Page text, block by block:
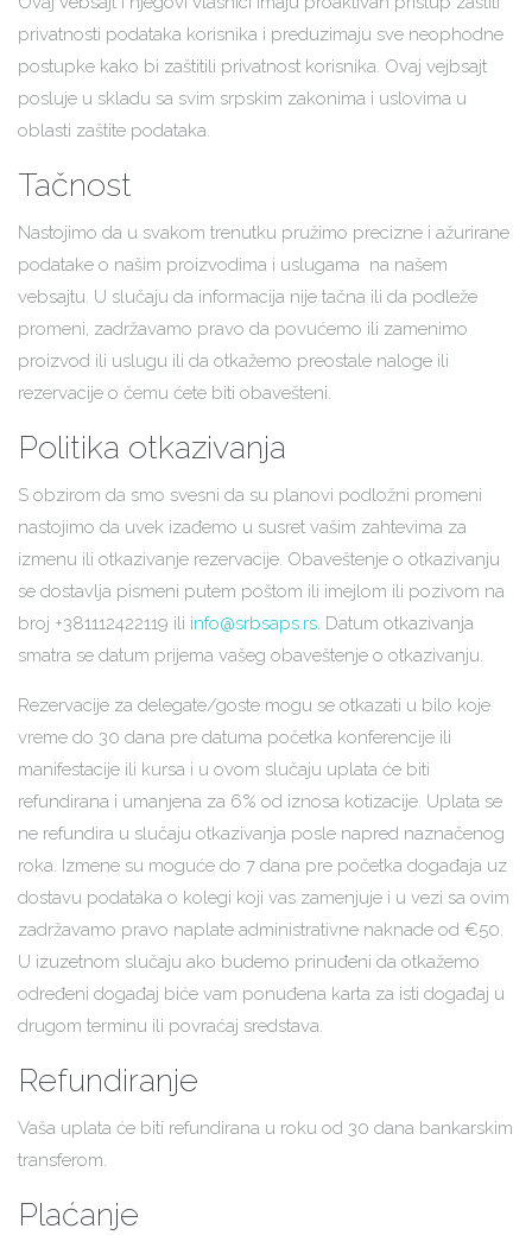
privatnosti podataka korisnika i preduzimaju sve neophodne
postupke kako bi zaštitili privatnost korisnika. Ovaj vejbsajt
posluje u skladu sa svim srpskim zakonima i uslovima u
oblasti zaštite podataka.
Tačnost
Nastojimo da u svakom trenutku pružimo precizne i ažurirane
podatake o našim proizvodima i uslugama na našem
vebsajtu. U slučaju da informacija nije tačna ili da podleže
promeni, zadržavamo pravo da povućemo ili zamenimo
proizvod ili uslugu ili da otkažemo preostale naloge ili
rezervacije o čemu ćete biti obavešteni.
Politika otkazivanja
S obzirom da smo svesni da su planovi podložni promeni
nastojimo da uvek izađemo u susret vašim zahtevima za
izmenu ili otkazivanje rezervacije. Obaveštenje o otkazivanju
se dostavlja pismeni putem poštom ili imejlom ili pozivom na
broj +381112422119 ili info@srbsaps.rs. Datum otkazivanja
smatra se datum prijema vašeg obaveštenje o otkazivanju.
Rezervacije za delegate/goste mogu se otkazati u bilo koje
vreme do 30 dana pre datuma početka konferencije ili
manifestacije ili kursa i u ovom slučaju uplata će biti
refundirana i umanjena za 6% od iznosa kotizacije. Uplata se
ne refundira u slučaju otkazivanja posle napred naznačenog
roka. Izmene su moguće do 7 dana pre početka događaja uz
dostavu podataka o kolegi koji vas zamenjuje i u vezi sa ovim
zadržavamo pravo naplate administrativne naknade od €50.
U izuzetnom slučaju ako budemo prinuđeni da otkažemo
određeni događaj biće vam ponuđena karta za isti događaj u
drugom terminu ili povraćaj sredstava.
Refundiranje
Vaša uplata će biti refundirana u roku od 30 dana bankarskim
transferom.
Plaćanje